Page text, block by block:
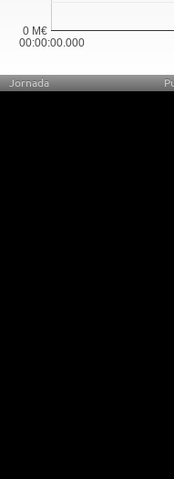
00:00:00.000
0 M€
Jornada